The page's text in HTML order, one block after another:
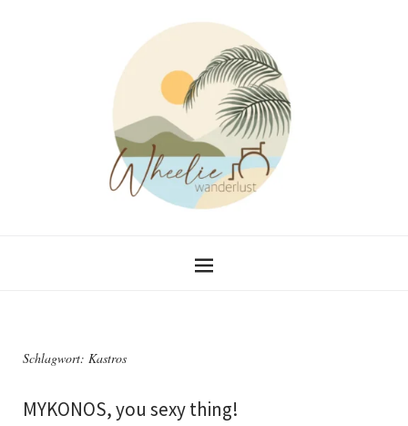
Schlagwort: Kastros
MYKONOS, you sexy thing!